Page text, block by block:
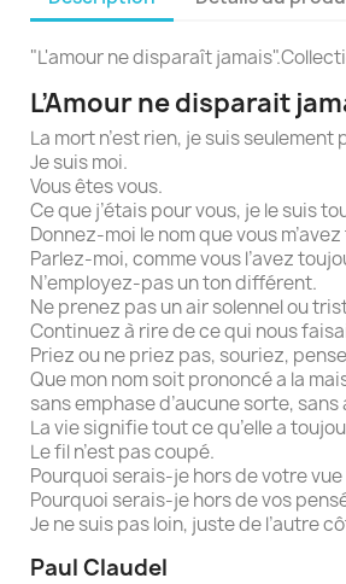
"L'amour ne disparaît
L’Amour ne disparait
La mort n’est rien, je suis seulement
Je suis moi.
Vous êtes vous.
Ce que j’étais pour vous, je le suis
Donnez-moi le nom que vous
Parlez-moi, comme vous l’avez
N’employez-pas un ton différent.
Ne prenez pas un air solennel ou
Continuez à rire de ce qui nous
Priez ou ne priez pas, souriez,
Que mon nom soit prononcé a la
sans emphase d’aucune sorte,
La vie signifie tout ce qu’elle a
Le fil n’est pas coupé.
Pourquoi serais-je hors de votre vue
Pourquoi serais-je hors de vos
Je ne suis pas loin, juste de l’autre
Paul Claudel